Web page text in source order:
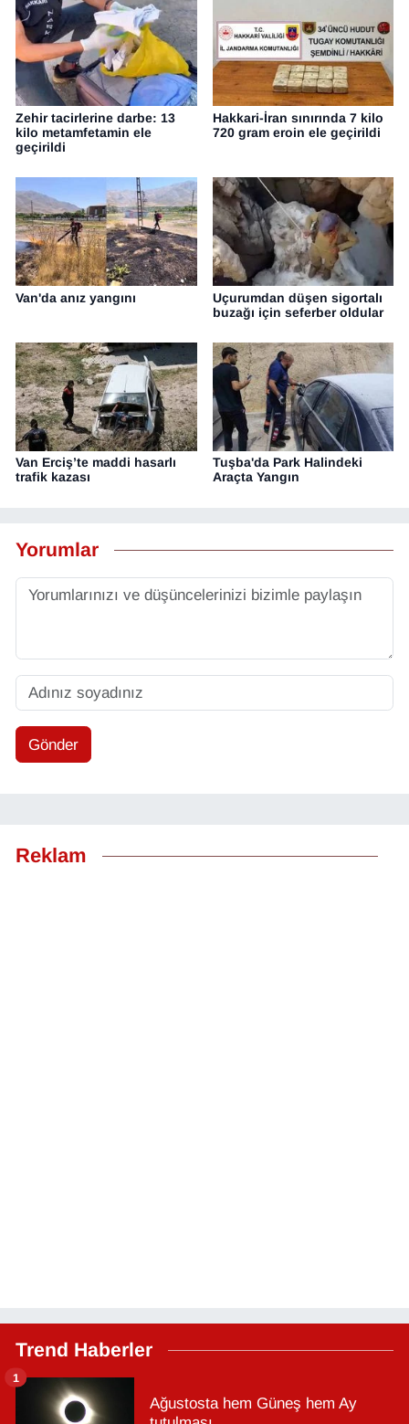
Zehir tacirlerine darbe: 13
kilo metamfetamin ele
geçirildi
Hakkari-İran sınırında 7 kilo
720 gram eroin ele geçirildi
Van'da anız yangını
Uçurumdan düşen sigortalı
buzağı için seferber oldular
Van Erciş’te maddi hasarlı
trafik kazası
Tuşba'da Park Halindeki
Araçta Yangın
Yorumlar
Gönder
Reklam
Trend Haberler
Ağustosta hem Güneş hem Ay
1